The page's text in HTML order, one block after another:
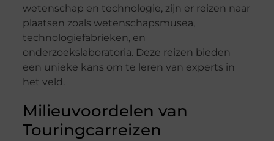
wetenschap en technologie, zijn er reizen naar
plaatsen zoals wetenschapsmusea,
technologiefabrieken, en
onderzoekslaboratoria. Deze reizen bieden
een unieke kans om te leren van experts in
het veld.
Milieuvoordelen van
Touringcarreizen